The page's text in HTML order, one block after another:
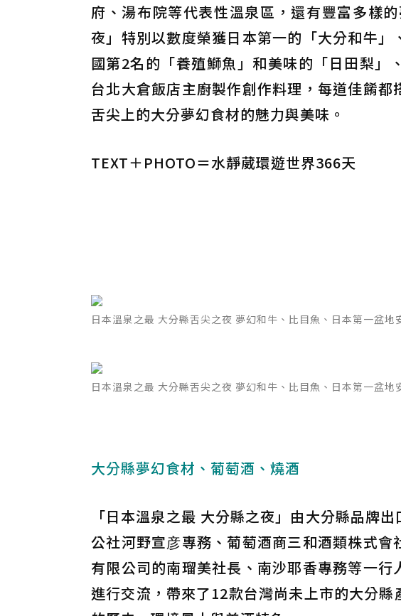
府、湯布院等代表性溫泉區，還有豐富多樣
夜」特別以數度榮獲日本第一的「大分和牛
國第2名的「養殖鰤魚」和美味的「日田梨」
台北大倉飯店主廚製作創作料理，每道佳餚
舌尖上的大分夢幻食材的魅力與美味。
TEXT＋PHOTO＝水靜葳環遊世界366天
日本溫泉之最 大分縣舌尖之夜 夢幻和牛、比目魚、日本第一盆
日本溫泉之最 大分縣舌尖之夜 夢幻和牛、比目魚、日本第一盆
大分縣夢幻食材、葡萄酒、燒酒
「日本溫泉之最 大分縣之夜」由大分縣品牌
公社河野宣彦專務、葡萄酒商三和酒類株式
有限公司的南瑠美社長、南沙耶香專務等一
進行交流，帶來了12款台灣尚未上市的大分